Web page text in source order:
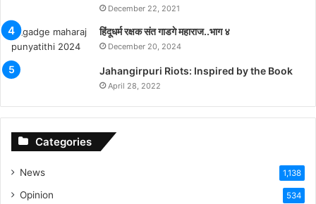
December 22, 2021
हिंदूधर्म रक्षक संत गाडगे महाराज..भाग ४
December 20, 2024
Jahangirpuri Riots: Inspired by the Book
April 28, 2022
Categories
News 1,138
Opinion 534